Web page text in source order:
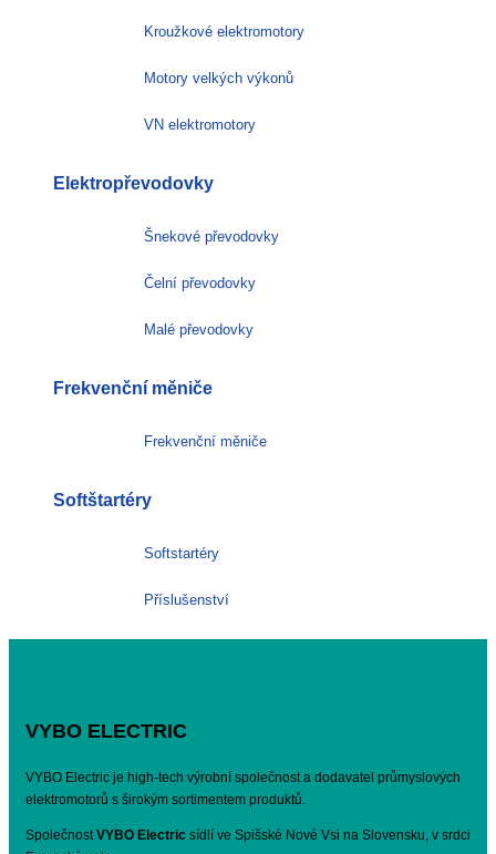
Kroužkové elektromotory
Motory velkých výkonů
VN elektromotory
Elektropřevodovky
Šnekové převodovky
Čelní převodovky
Malé převodovky
Frekvenční měniče
Frekvenční měniče
Softštartéry
Softstartéry
Příslušenství
VYBO ELECTRIC
VYBO Electric je high-tech výrobní společnost a dodavatel průmyslových
elektromotorů s širokým sortimentem produktů.
SpolečnostVYBO Electric sídlí ve Spišské Nové Vsi na Slovensku, v srdci